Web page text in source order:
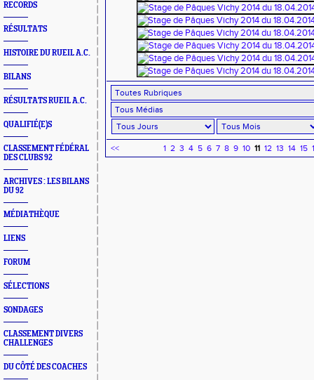
RECORDS
RÉSULTATS
HISTOIRE DU RUEIL A.C.
BILANS
RÉSULTATS RUEIL A.C.
QUALIFIÉ(E)S
CLASSEMENT FÉDÉRAL
DES CLUBS 92
ARCHIVES : LES BILANS
DU 92
MÉDIATHÈQUE
LIENS
FORUM
SÉLECTIONS
SONDAGES
CLASSEMENT DIVERS
CHALLENGES
DU CÔTÉ DES COACHES
<< 1 2 3 4 5 6 7 8 9 10 11 12 13 14 15